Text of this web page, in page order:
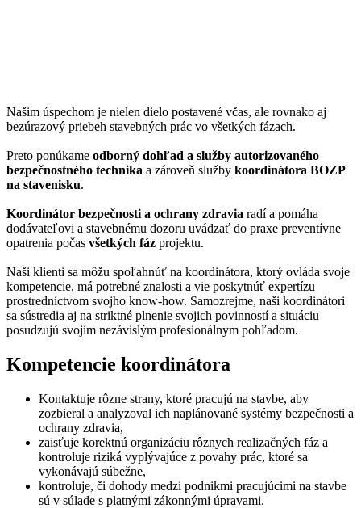
Našim úspechom je nielen dielo postavené včas, ale rovnako aj
bezúrazový priebeh stavebných prác vo všetkých fázach.
Preto ponúkame odborný dohľad a služby autorizovaného
bezpečnostného technika a zároveň služby koordinátora BOZP
na stavenisku.
Koordinátor bezpečnosti a ochrany zdravia radí a pomáha
dodávateľovi a stavebnému dozoru uvádzať do praxe preventívne
opatrenia počas všetkých fáz projektu.
Naši klienti sa môžu spoľahnúť na koordinátora, ktorý ovláda svoje
kompetencie, má potrebné znalosti a vie poskytnúť expertízu
prostredníctvom svojho know-how. Samozrejme, naši koordinátori
sa sústredia aj na striktné plnenie svojich povinností a situáciu
posudzujú svojím nezávislým profesionálnym pohľadom.
Kompetencie koordinátora
Kontaktuje rôzne strany, ktoré pracujú na stavbe, aby
zozbieral a analyzoval ich naplánované systémy bezpečnosti a
ochrany zdravia,
zaisťuje korektnú organizáciu rôznych realizačných fáz a
kontroluje riziká vyplývajúce z povahy prác, ktoré sa
vykonávajú súbežne,
kontroluje, či dohody medzi podnikmi pracujúcimi na stavbe
sú v súlade s platnými zákonnými úpravami.